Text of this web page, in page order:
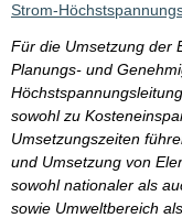
Strom-
Für die Umsetzung der
Planungs- und
sowohl zu
Umsetzungszeiten
und Umsetzung von
sowohl nationaler als
sowie Umweltbereich